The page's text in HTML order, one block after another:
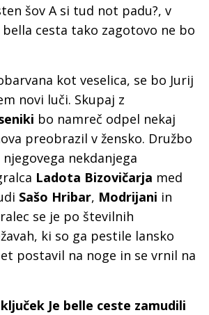
šov A si tud not padu?, v
cesta tako zagotovo ne bo
kot veselica, se bo Jurij
novi luči. Skupaj z
bo namreč odpel nekaj
preobrazil v žensko. Družbo
nekdanjega
Ladota Bizovičarja med
Sašo Hribar, Modrijani in
se je po številnih
ki so ga pestile lansko
postavil na noge in se vrnil na
Je belle ceste zamudili